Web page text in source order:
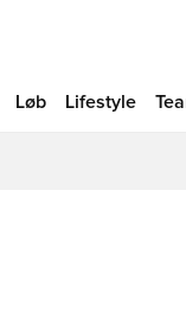
Løb Lifestyle